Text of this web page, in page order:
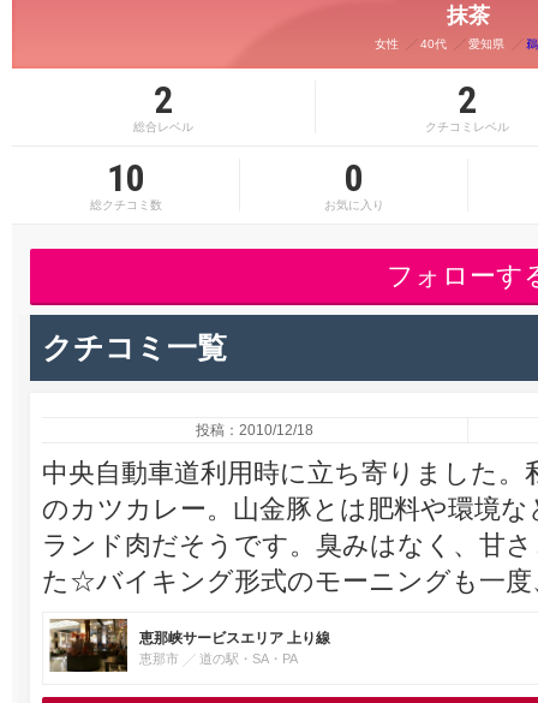
抹茶
女性 40代 愛知県
2
総合レベル
2
クチコミレベル
10
総クチコミ数
0
お気に入り
フォローす
クチコミ一覧
投稿：2010/12/18
中央自動車道利用時に立ち寄りました
のカツカレー。山金豚とは肥料や環境
ランド肉だそうです。臭みはなく、甘
た☆バイキング形式のモーニングも一
恵那峡サービスエリア 上り線
恵那市 道の駅・SA・PA